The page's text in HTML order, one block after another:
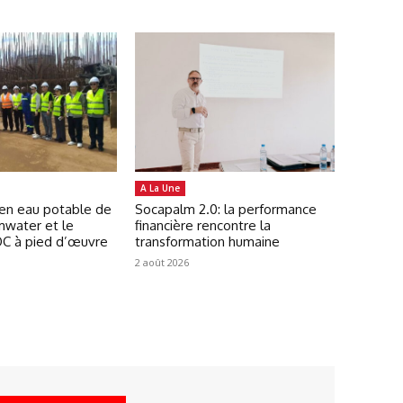
eau potable de
et le
à pied d’œuvre
A La Une
Socapalm 2.0: la performance
financière rencontre la
transformation humaine
2 août 2026